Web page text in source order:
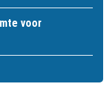
voor